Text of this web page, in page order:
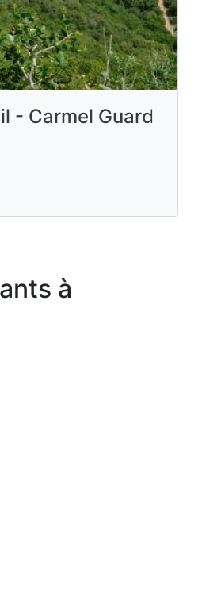
- Carmel Guard
à